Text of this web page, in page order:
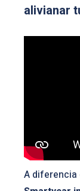
alivianar
A diferencia